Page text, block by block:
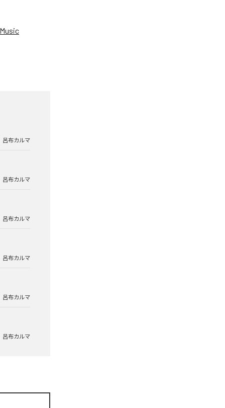
呂布カルマ
呂布カルマ
呂布カルマ
呂布カルマ
呂布カルマ
呂布カルマ